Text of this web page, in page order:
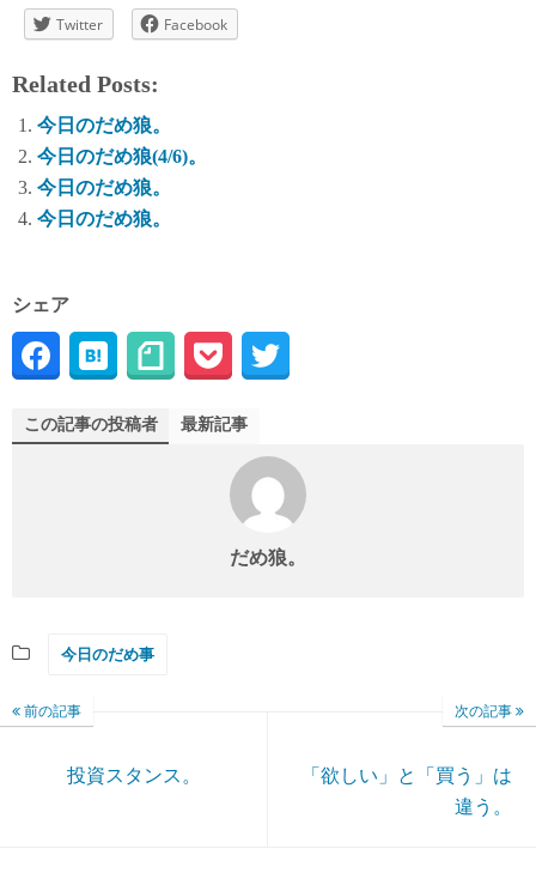
Twitter Facebook
Related Posts:
今日のだめ狼。
今日のだめ狼(4/6)。
今日のだめ狼。
今日のだめ狼。
シェア
この記事の投稿者 最新記事
だめ狼。
今日のだめ事
前の記事
投資スタンス。
次の記事
「欲しい」と「買う」は
違う。